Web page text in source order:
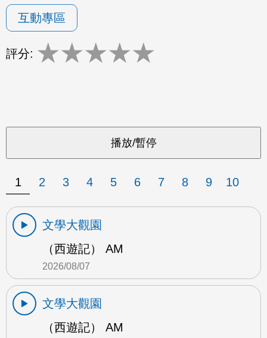
互動專區
評分: ★★★★★
1 2 3 4 5 6 7 8 9 10
文學大觀園
（西遊記） AM
2026/08/07
文學大觀園
（西遊記） AM